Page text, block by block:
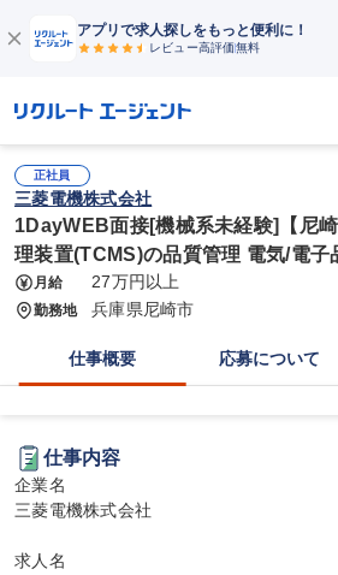
アプリで求人探しをもっと便利に！
レビュー高評価無料
正社員
三菱電機株式会社
1DayWEB面接[機械系未経験]【尼
理装置(TCMS)の品質管理 電気/電子
月給 27万円以上
勤務地 兵庫県尼崎市
仕事概要 応募について
仕事内容
企業名
三菱電機株式会社
求人名